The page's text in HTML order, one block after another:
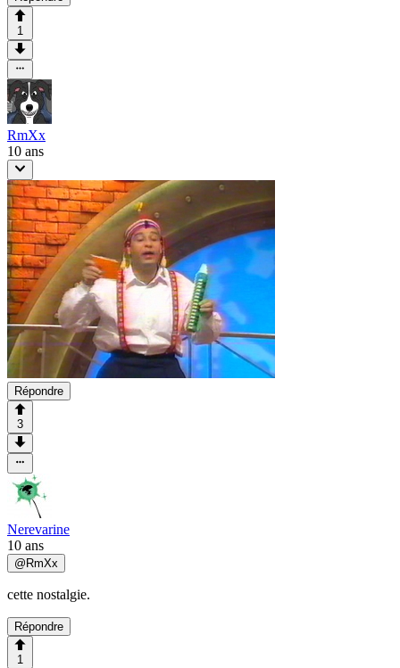
1
RmXx
10 ans
Répondre
3
Nerevarine
10 ans
@ RmXx
cette nostalgie.
Répondre
1